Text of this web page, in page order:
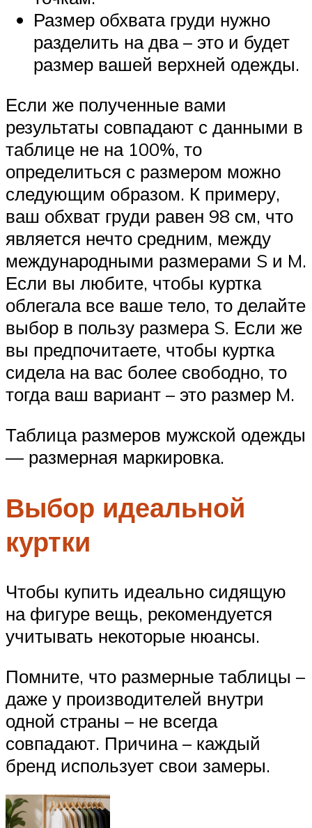
Размер обхвата груди нужно
разделить на два – это и будет
размер вашей верхней одежды.
Если же полученные вами
результаты совпадают с данными в
таблице не на 100%, то
определиться с размером можно
следующим образом. К примеру,
ваш обхват груди равен 98 см, что
является нечто средним, между
международными размерами S и M.
Если вы любите, чтобы куртка
облегала все ваше тело, то делайте
выбор в пользу размера S. Если же
вы предпочитаете, чтобы куртка
сидела на вас более свободно, то
тогда ваш вариант – это размер M.
Таблица размеров мужской одежды
— размерная маркировка.
Выбор идеальной
куртки
Чтобы купить идеально сидящую
на фигуре вещь, рекомендуется
учитывать некоторые нюансы.
Помните, что размерные таблицы –
даже у производителей внутри
одной страны – не всегда
совпадают. Причина – каждый
бренд использует свои замеры.